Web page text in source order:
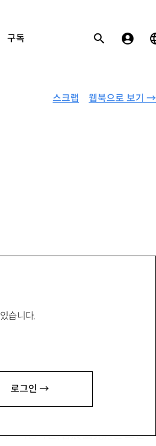
구독
웹북으로 보기 →
스크랩
습니다.
로그인 →
. 『석농화원(石農畵苑)』은 조선